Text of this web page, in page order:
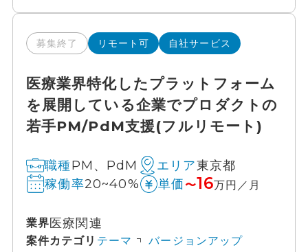
募集終了 リモート可 自社サービス
医療業界特化したプラットフォーム
を展開している企業でプロダクトの
若手PM/PdM支援(フルリモート)
職種PM、PdM エリア東京都
稼働率20~40% 単価 〜16万円／月
業界医療関連
案件カテゴリ テーマ バージョンアップ